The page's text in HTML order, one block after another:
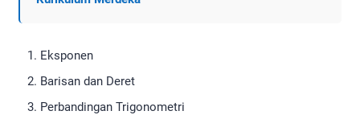
Eksponen
Barisan dan Deret
Perbandingan Trigonometri